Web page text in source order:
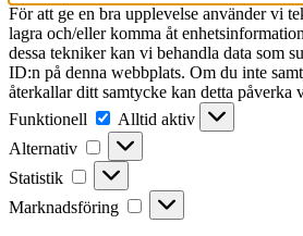
För att ge en bra upplevelse använder vi
lagra och/eller komma åt
dessa tekniker kan vi behandla data som
ID:n på denna webbplats. Om du inte
återkallar ditt samtycke kan detta påverka
Funktionell
Funktionell
Alltid aktiv
Alternativ
Alternativ
Statistik Statistik
Marknadsföring Marknadsföring